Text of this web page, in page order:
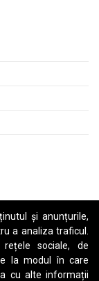
și anunțurile,
a analiza traficul.
sociale, de
la modul în care
cu alte informații